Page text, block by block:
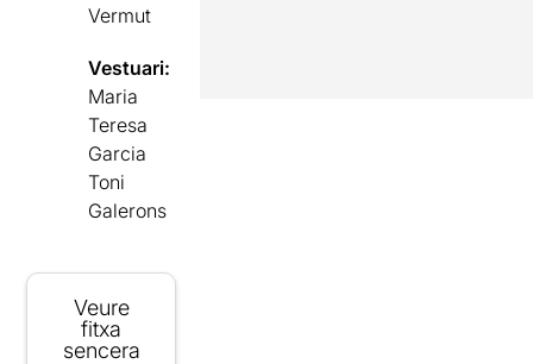
Vermut
Vestuari:
Maria
Teresa
Garcia
Toni
Galerons
Veure
fitxa
sencera